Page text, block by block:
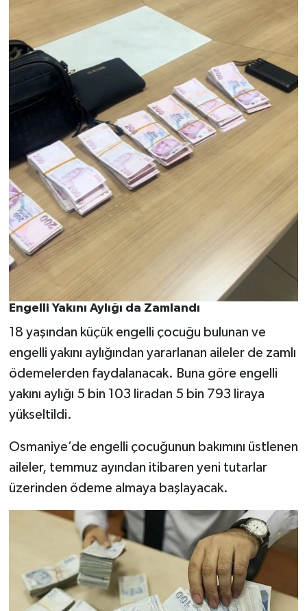
Engelli Yakını Aylığı da Zamlandı
18 yaşından küçük engelli çocuğu bulunan ve
engelli yakını aylığından yararlanan aileler de zamlı
ödemelerden faydalanacak. Buna göre engelli
yakını aylığı 5 bin 103 liradan 5 bin 793 liraya
yükseltildi.
Osmaniye’de engelli çocuğunun bakımını üstlenen
aileler, temmuz ayından itibaren yeni tutarlar
üzerinden ödeme almaya başlayacak.